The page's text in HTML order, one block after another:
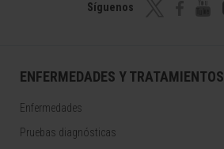
Síguenos
ENFERMEDADES Y TRATAMIENTOS
Enfermedades
Pruebas diagnósticas